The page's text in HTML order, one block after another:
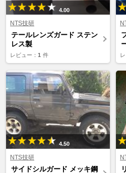
4.00
NTS技研
テールレンズガード ステン
レス製
レビュー： 1 件
4.50
NTS技研
サイドシルガード メッキ鋼